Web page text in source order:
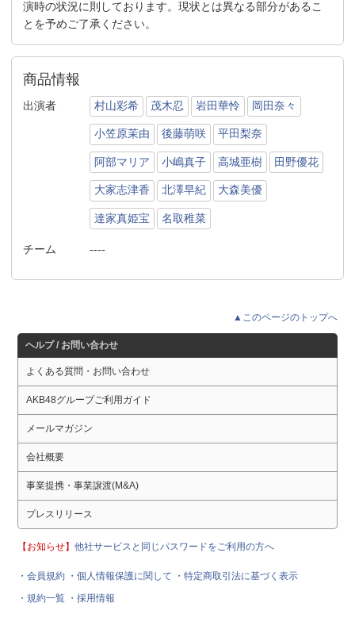
演時の状況に則しております。現状とは異なる部分があるこ
とを予めご了承ください。
商品情報
出演者 村山彩希 茂木忍 岩田華怜 岡田奈々
小笠原茉由 後藤萌咲 平田梨奈
阿部マリア 小嶋真子 高城亜樹 田野優花
大家志津香 北澤早紀 大森美優
達家真姫宝 名取稚菜
チーム ----
▲このページのトップへ
ヘルプ / お問い合わせ
よくある質問・お問い合わせ
AKB48グループご利用ガイド
メールマガジン
会社概要
事業提携・事業譲渡(M&A)
プレスリリース
【お知らせ】他社サービスと同じパスワードをご利用の方へ
・会員規約 ・個人情報保護に関して
・特定商取引法に基づく表示
・規約一覧 ・採用情報